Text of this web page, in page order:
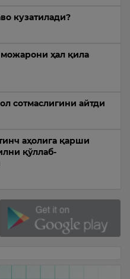
кузатилади?
ҳал қила
сотмаслигини айтди
аҳолига қарши
қўллаб-